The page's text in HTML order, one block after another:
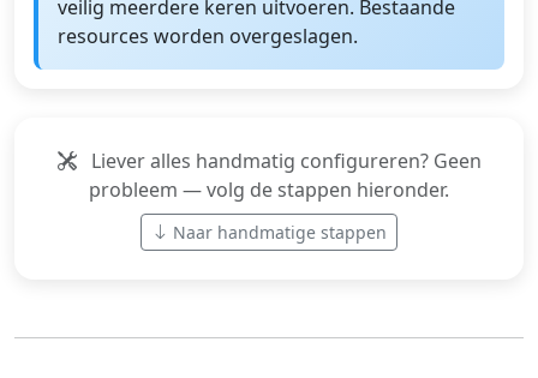
veilig meerdere keren uitvoeren. Bestaande
resources worden overgeslagen.
Liever alles handmatig configureren? Geen
probleem — volg de stappen hieronder.
Naar handmatige stappen